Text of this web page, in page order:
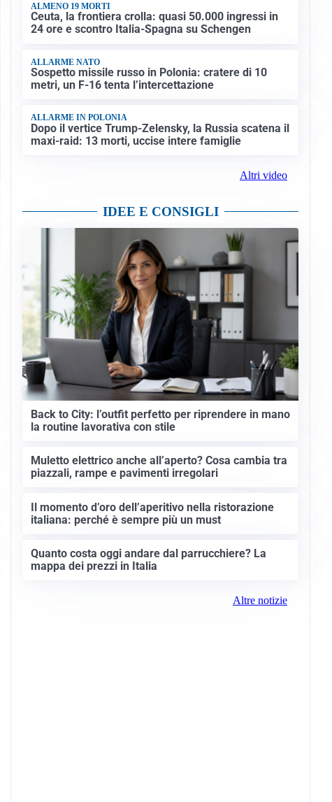
ALMENO 19 MORTI
Ceuta, la frontiera crolla: quasi 50.000 ingressi in
24 ore e scontro Italia-Spagna su Schengen
ALLARME NATO
Sospetto missile russo in Polonia: cratere di 10
metri, un F-16 tenta l’intercettazione
ALLARME IN POLONIA
Dopo il vertice Trump-Zelensky, la Russia scatena il
maxi-raid: 13 morti, uccise intere famiglie
Altri video
IDEE E CONSIGLI
Back to City: l’outfit perfetto per riprendere in mano
la routine lavorativa con stile
Muletto elettrico anche all’aperto? Cosa cambia tra
piazzali, rampe e pavimenti irregolari
Il momento d’oro dell’aperitivo nella ristorazione
italiana: perché è sempre più un must
Quanto costa oggi andare dal parrucchiere? La
mappa dei prezzi in Italia
Altre notizie